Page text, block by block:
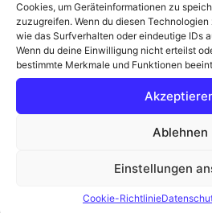
Cookies, um Geräteinformationen zu
zuzugreifen. Wenn du diesen
wie das Surfverhalten oder eindeutige IDs
Wenn du deine Einwilligung nicht erteilst
bestimmte Merkmale und Funktionen
Ablehnen
Einstellungen
Cookie-Richtlinie
Weiterlesen
Gestern Abend gegen 19:30
einiges los: Die historische